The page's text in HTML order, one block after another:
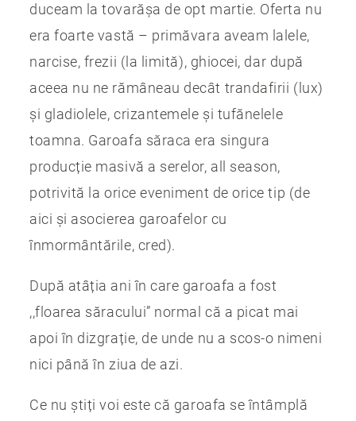
duceam la tovarășa de opt martie. Oferta nu
era foarte vastă – primăvara aveam lalele,
narcise, frezii (la limită), ghiocei, dar după
aceea nu ne rămâneau decât trandafirii (lux)
și gladiolele, crizantemele și tufănelele
toamna. Garoafa săraca era singura
producție masivă a serelor, all season,
potrivită la orice eveniment de orice tip (de
aici și asocierea garoafelor cu
înmormântările, cred).
După atâția ani în care garoafa a fost
,,floarea săracului” normal că a picat mai
apoi în dizgrație, de unde nu a scos-o nimeni
nici până în ziua de azi.
Ce nu știți voi este că garoafa se întâmplă